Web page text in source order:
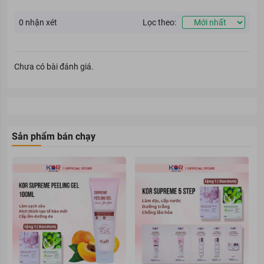
Da đang gặp tình trạng mụn và da dầu
Da xỉn màu và thiếu sức sống
Ngoài việc dưỡng sáng và dưỡng ẩm cho da, mặt nạ Vita Genic
Đúng như tên gọi của nó, loại mặt nạ này có tác dụng thư giãn và
làm giảm stress cho cơ mặt. Bổ sung Vitamin A với hàm lượng
20.000ppm được chiết xuất từ cây lô hội tại đảo Jeju Hàn Quốc,
có tác dụng thư giãn và hỗ trợ phục hồi làn da mệt mỏi. Đồng thời,
nó còn có công dụng hỗ trợ trong việc trẻ hóa làn da, giúp da luôn
trong trạng thái khỏe mạnh, căng tràn sức sống.
Mặt nạ Vita Genic Relaxing Mask (loại màu xanh lá)
0 nhận xét Lọc theo:
Chưa có bài đánh giá.
Sản phẩm bán chạy